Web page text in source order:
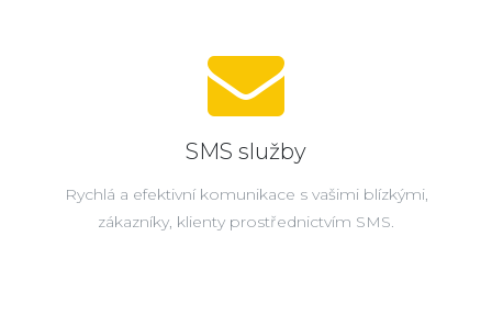
SMS služby
Rychlá a efektivní komunikace s vašimi blízkými,
zákazníky, klienty prostřednictvím SMS.